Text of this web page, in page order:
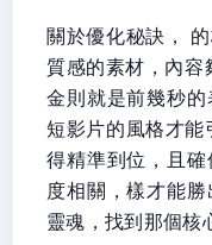
關於優化秘訣，
質感的素材，內
金則就是前幾秒
短影片的風格才
得精準到位，且
度相關，樣才能
靈魂，找到那個核